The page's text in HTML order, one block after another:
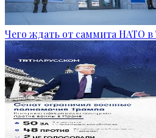
Чего ждать от саммита НАТО в